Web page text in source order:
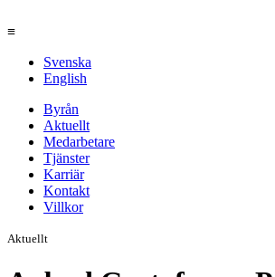
≡
Svenska
English
Byrån
Aktuellt
Medarbetare
Tjänster
Karriär
Kontakt
Villkor
Aktuellt